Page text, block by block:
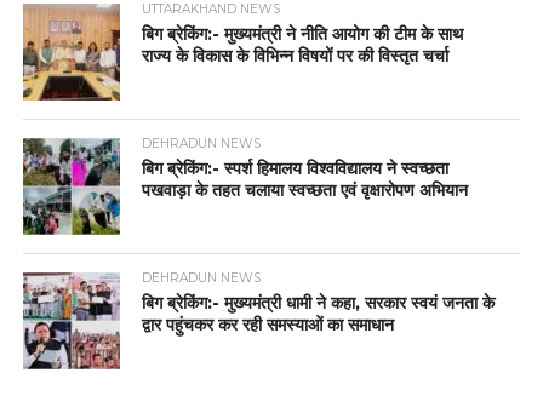
UTTARAKHAND NEWS
बिग ब्रेकिंग:- मुख्यमंत्री ने नीति आयोग की टीम के साथ
राज्य के विकास के विभिन्न विषयों पर की विस्तृत चर्चा
DEHRADUN NEWS
बिग ब्रेकिंग:- स्पर्श हिमालय विश्वविद्यालय ने स्वच्छता
पखवाड़ा के तहत चलाया स्वच्छता एवं वृक्षारोपण अभियान
DEHRADUN NEWS
बिग ब्रेकिंग:- मुख्यमंत्री धामी ने कहा, सरकार स्वयं जनता के
द्वार पहुंचकर कर रही समस्याओं का समाधान